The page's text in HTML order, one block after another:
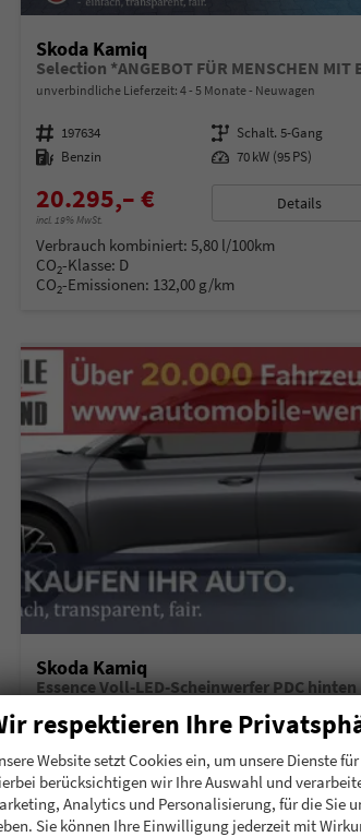
Skoda Kamiq
unverbindliche Lieferzeit: 4 - 5 Monate Neuwagen
Fahrzeugnummer 197634 Getriebe Schalt. 5-Gang
Kraftstoff Benzin Leistung 70 kW (95 PS)
20.295,– €
incl. 19% MwSt.
Details
Verbrauch kombiniert: 5,80 l/100km
CO2-Klasse: D
CO2-Emissionen: 132,00 g/km
Skoda Kamiq
Fahrzeugnummer 196911
Schalt. 5-Gang
Benzin 70 kW (95 PS)
20.780,– € Details
respektieren Ihre
Website setzt Cookies ein, um unsere Dienste
berücksichtigen wir Ihre Auswahl und
Analytics und Personalisierung, für die Sie
Sie können Ihre Einwilligung jederzeit mit